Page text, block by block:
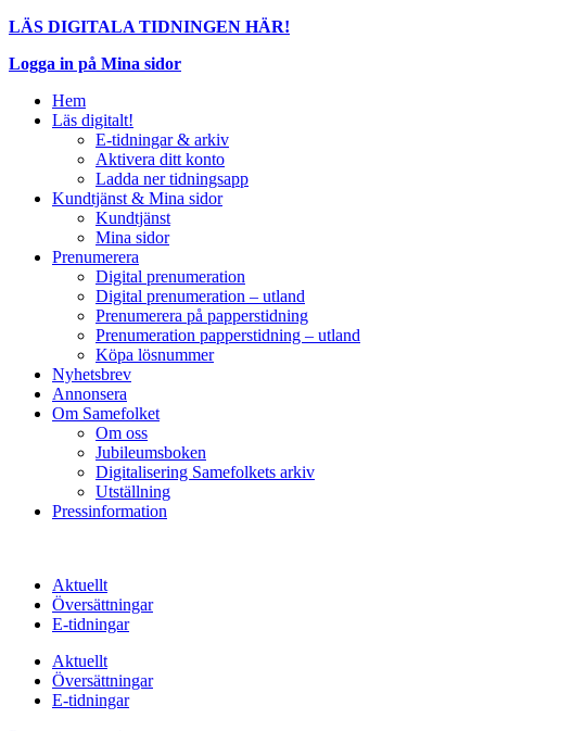
LÄS DIGITALA TIDNINGEN HÄR!
Logga in på Mina sidor
Hem
Läs digitalt!
E-tidningar & arkiv
Aktivera ditt konto
Ladda ner tidningsapp
Kundtjänst & Mina sidor
Kundtjänst
Mina sidor
Prenumerera
Digital prenumeration
Digital prenumeration – utland
Prenumerera på papperstidning
Prenumeration papperstidning – utland
Köpa lösnummer
Nyhetsbrev
Annonsera
Om Samefolket
Om oss
Jubileumsboken
Digitalisering Samefolkets arkiv
Utställning
Pressinformation
Aktuellt
Översättningar
E-tidningar
Aktuellt
Översättningar
E-tidningar